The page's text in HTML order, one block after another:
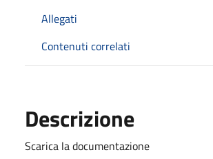
Allegati
Contenuti correlati
Descrizione
Scarica la documentazione